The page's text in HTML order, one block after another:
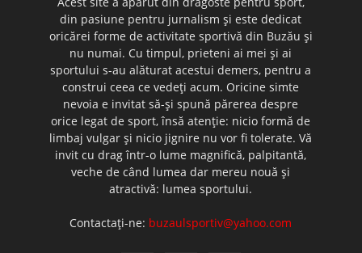
din pasiune pentru jurnalism şi este dedicat
oricărei forme de activitate sportivă din Buzău şi
nu numai. Cu timpul, prieteni ai mei şi ai
sportului s-au alăturat acestui demers, pentru a
construi ceea ce vedeţi acum. Oricine simte
nevoia e invitat să-şi spună părerea despre
orice legat de sport, însă atenţie: nicio formă de
limbaj vulgar şi nicio jignire nu vor fi tolerate. Vă
invit cu drag într-o lume magnifică, palpitantă,
veche de când lumea dar mereu nouă şi
atractivă: lumea sportului.
Contactați-ne: buzaulsportiv@yahoo.com